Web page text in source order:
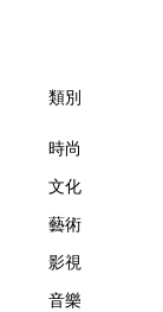
子，以及訴說時
大主題展區，彰
級鐘錶大賞（
擁而吻。雙逆跳
象概念，而是心
Lady Arpels Bal
類別
時尚
文化
藝術
影視
音樂